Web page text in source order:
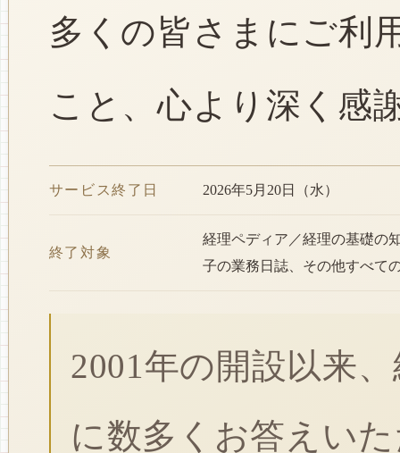
多くの皆さまにご利
こと、心より深く感
サービス終了日 2026年5月20日（水）
終了対象
経理ペディア／経理の基礎の
子の業務日誌、その他すべて
2001年の開設以来
に数多くお答えい